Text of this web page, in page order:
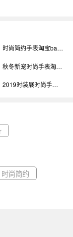
时尚简约手表淘宝banner背景
秋冬新宠时尚手表淘宝banner背景
2019时装展时尚手表淘宝banner背景
时尚简约